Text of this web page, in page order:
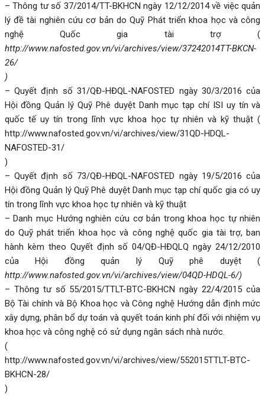
– Thông tư số 37/2014/TT-BKHCN ngày 12/12/2014 về việc quản
lý đề tài nghiên cứu cơ bản do Quỹ Phát triển khoa học và công
nghệ Quốc gia tài trợ (
http://www.nafosted.gov.vn/vi/archives/view/37242014TT-BKCN-
26/
)
– Quyết định số 31/QĐ-HĐQL-NAFOSTED ngày 30/3/2016 của
Hội đồng Quản lý Quỹ Phê duyệt Danh mục tạp chí ISI uy tín và
quốc tế uy tín trong lĩnh vực khoa học tự nhiên và kỹ thuật (
http://www.nafosted.gov.vn/vi/archives/view/31QD-HDQL-
NAFOSTED-31/
)
– Quyết định số 73/QĐ-HĐQL-NAFOSTED ngày 19/5/2016 của
Hội đồng Quản lý Quỹ Phê duyệt Danh mục tạp chí quốc gia có uy
tín trong lĩnh vực khoa học tự nhiên và kỹ thuật
– Danh mục Hướng nghiên cứu cơ bản trong khoa học tự nhiên
do Quỹ phát triển khoa học và công nghệ quốc gia tài trợ, ban
hành kèm theo Quyết định số 04/QĐ-HĐQLQ ngày 24/12/2010
của Hội đồng quản lý Quỹ phê duyệt (
http://www.nafosted.gov.vn/vi/archives/view/04QD-HDQL-6/)
– Thông tư số 55/2015/TTLT-BTC-BKHCN ngày 22/4/2015 của
Bộ Tài chính và Bộ Khoa học và Công nghệ Hướng dẫn định mức
xây dựng, phân bổ dự toán và quyết toán kinh phí đối với nhiệm vụ
khoa học và công nghệ có sử dụng ngân sách nhà nước.
(
http://www.nafosted.gov.vn/vi/archives/view/552015TTLT-BTC-
BKHCN-28/
)